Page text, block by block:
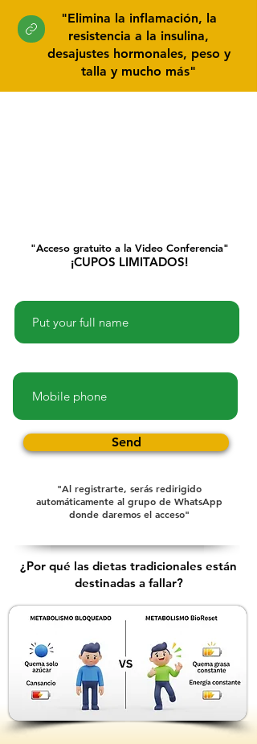
"Elimina la inflamación, la
resistencia a la insulina,
desajustes hormonales, peso y
talla y mucho más"
"Acceso gratuito a la Video Conferencia"
¡CUPOS LIMITADOS!
Send
"Al registrarte, serás redirigido
automáticamente al grupo de WhatsApp
donde daremos el acceso"
¿Por qué las dietas tradicionales están
destinadas a fallar?